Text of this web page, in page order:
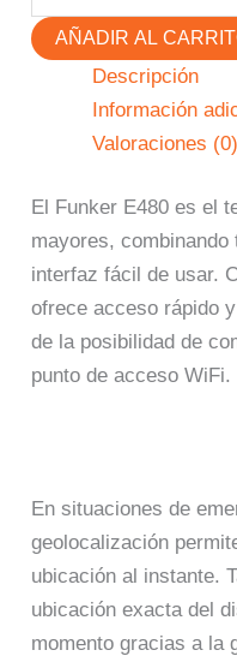
AÑADIR AL
Descripción
Información
Valoraciones (0)
El Funker E480 es el
mayores,
interfaz fácil de usar.
ofrece acceso rápido
de la posibilidad de
punto de acceso WiFi.
En situaciones de
geolocalización
ubicación al instante.
ubicación exacta del
momento gracias a la